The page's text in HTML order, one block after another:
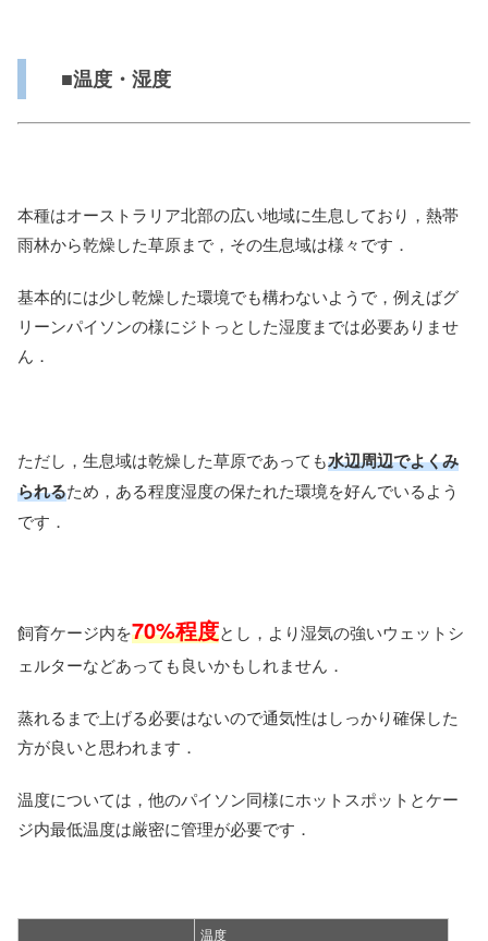
■温度・湿度
本種はオーストラリア北部の広い地域に生息しており，熱帯
雨林から乾燥した草原まで，その生息域は様々です．
基本的には少し乾燥した環境でも構わないようで，例えばグ
リーンパイソンの様にジトっとした湿度までは必要ありませ
ん．
ただし，生息域は乾燥した草原であっても水辺周辺でよくみ
られるため，ある程度湿度の保たれた環境を好んでいるよう
です．
飼育ケージ内を70%程度とし，より湿気の強いウェットシ
ェルターなどあっても良いかもしれません．
蒸れるまで上げる必要はないので通気性はしっかり確保した
方が良いと思われます．
温度については，他のパイソン同様にホットスポットとケー
ジ内最低温度は厳密に管理が必要です．
温度